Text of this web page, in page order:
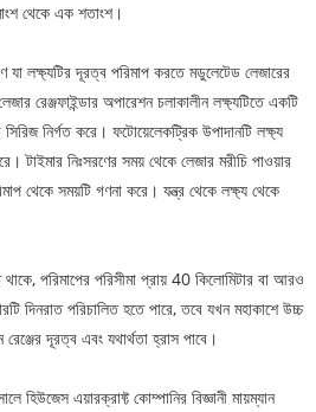
থেকে এক শতাংশ।
যা লক্ষ্যটির দূরত্ব পরিমাপ করতে মডুলেটেড লেজারের
রেঞ্জফাইন্ডার অপারেশন চলাকালীন লক্ষ্যটিতে একটি
সিরিজ নির্গত করে। ফটোয়েলেকট্রিক উপাদানটি লক্ষ্য
টাইমার নিঃসরণের সময় থেকে লেজার মরীচি পাওয়ার
থেকে সময়টি গণনা করে। যন্ত্র থেকে লক্ষ্য থেকে
থাকে, পরিমাপের পরিসীমা প্রায় 40 কিলোমিটার বা আরও
দিনরাত পরিচালিত হতে পারে, তবে যখন মহাকাশে উচ্চ
দূরত্ব এবং যথার্থতা হ্রাস পাবে।
হিউজেস এয়ারক্রাফ্ট কোম্পানির বিজ্ঞানী মায়ম্যান